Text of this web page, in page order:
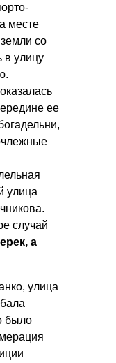
месте
со
в улицу
ее
улица
случай
а
улица
было